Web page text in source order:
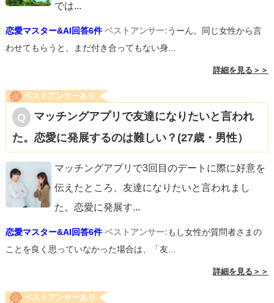
では...
恋愛マスター&AI回答6件 ベストアンサー:うーん。同じ女性から言
わせてもらうと、まだ付き合ってもない身...
詳細を見る＞＞
ベストアンサーあり
マッチングアプリで友達になりたいと言われ
た。恋愛に発展するのは難しい？(27歳・男性）
マッチングアプリで3回目のデートに際に好意を
伝えたところ、友達になりたいと言われまし
た。恋愛に発展す...
恋愛マスター&AI回答6件 ベストアンサー:もし女性が質問者さまの
ことを良く思っていなかった場合は、「友...
詳細を見る＞＞
ベストアンサーあり